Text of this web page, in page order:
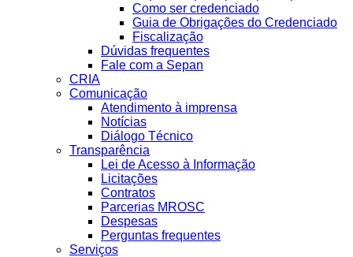
Como ser credenciado
Guia de Obrigações do Credenciado
Fiscalização
Dúvidas frequentes
Fale com a Sepan
CRIA
Comunicação
Atendimento à imprensa
Notícias
Diálogo Técnico
Transparência
Lei de Acesso à Informação
Licitações
Contratos
Parcerias MROSC
Despesas
Perguntas frequentes
Serviços